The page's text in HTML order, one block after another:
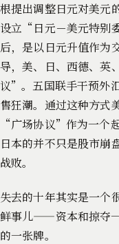
根提出调整日元对美元
设立“日元－美元特别
后，是以日元升值作为
导，美、日、西德、英
议”。五国联手干预外
售狂潮。通过这种方式
“广场协议”作为一个
日本的并不只是股市崩
战败。
失去的十年其实是一个
鲜事儿——资本和掠夺
的一张牌。